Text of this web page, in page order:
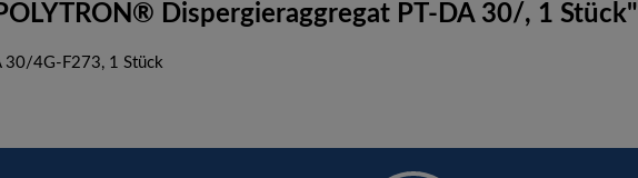
Dispergieraggregat PT-DA 30/, 1 Stück"
30/4G-F273, 1 Stück